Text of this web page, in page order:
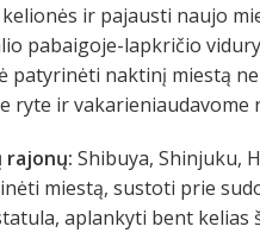
ir pajausti naujo
pabaigoje-lapkričio
patyrinėti naktinį miestą
ryte ir vakarieniaudavome
rajonų: Shibuya, Shinjuku,
miestą, sustoti prie
aplankyti bent kelias